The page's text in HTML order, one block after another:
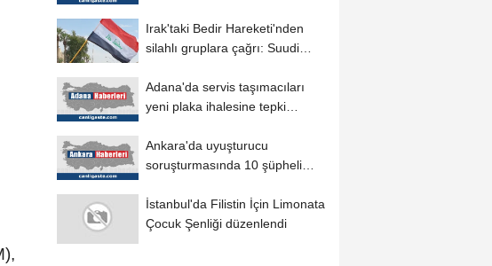
Irak'taki Bedir Hareketi'nden
silahlı gruplara çağrı: Suudi
Adana'da servis taşımacıları
yeni plaka ihalesine tepki
Ankara'da uyuşturucu
soruşturmasında 10 şüpheli
İstanbul'da Filistin İçin Limonata
Çocuk Şenliği düzenlendi